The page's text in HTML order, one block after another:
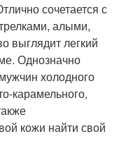
сочетается с
алыми,
выглядит легкий
Однозначно
холодного
карамельного,
кожи найти свой